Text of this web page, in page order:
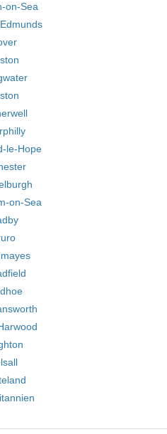
on-Sea
le-Hope
on-Sea